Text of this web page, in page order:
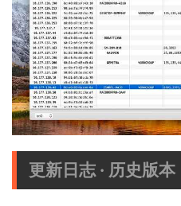
更新日志 · 历史版本